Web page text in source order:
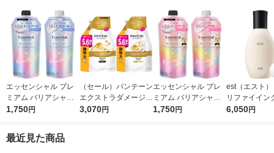
エッセンシャル プレ
ミアム バリアシャン
プー + コンディショ
1,750円
（セール）パンテーン
エクストラダメージリ
ペア シャンプー + コ
3,070円
エッセンシャル プレ
ミアム バリアシャン
プー + コンディショ
1,750円
est（エスト
リファイイン
ルプジェル
6,050円
最近見た商品